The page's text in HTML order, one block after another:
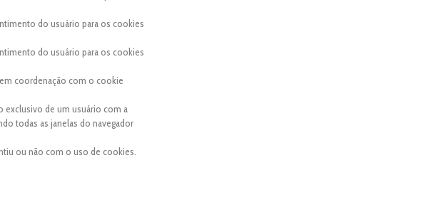
do usuário para os cookies
do usuário para os cookies
coordenação com o cookie
exclusivo de um usuário com a
todas as janelas do navegador
ou não com o uso de cookies.